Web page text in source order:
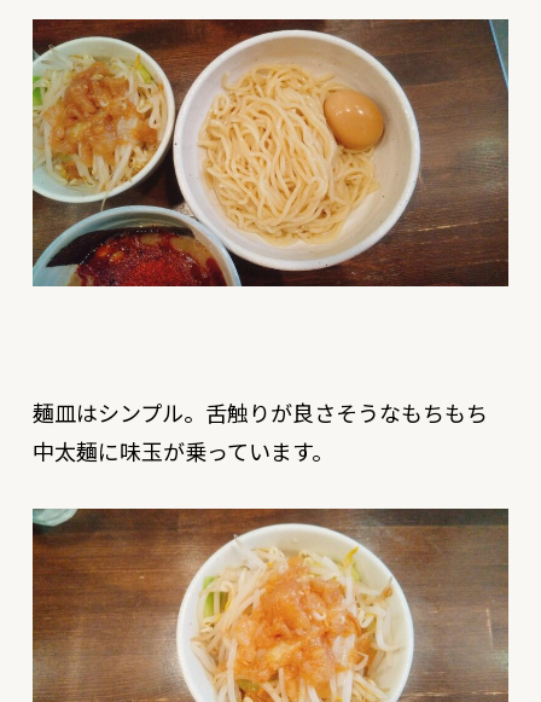
麺皿はシンプル。舌触りが良さそうなもちもち
中太麺に味玉が乗っています。